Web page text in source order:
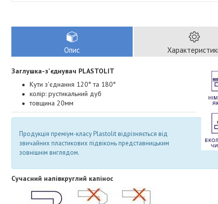
Опис
Заглушка-з'єднувач PLASTOLIT
Кути з'єднання 120° та 180°
колір: рустикальний дуб
товщина 20мм
Продукція преміум-класу Plastolit відрізняється від
звичайних пластикових підвіконь представницьким
зовнішнім виглядом.
Сучасний напівкруглий капінос